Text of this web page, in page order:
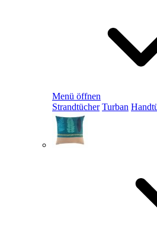
Menü öffnen
Strandtücher Turban